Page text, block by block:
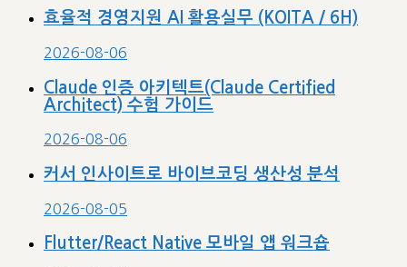
효율적 경영지원 AI 활용실무 (KOITA / 6H)
2026-08-06
Claude 인증 아키텍트(Claude Certified
Architect) 수험 가이드
2026-08-06
커서 인사이트로 바이브코딩 생산성 분석
2026-08-05
Flutter/React Native 모바일 앱 워크숍